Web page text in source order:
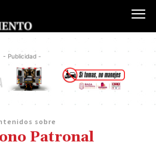
- Publicidad -
sobre
Patronal